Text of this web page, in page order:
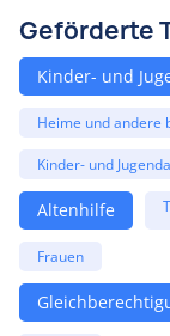
Geförderte
Kinder- und
Heime und andere
Kinder- und
Altenhilfe
Frauen